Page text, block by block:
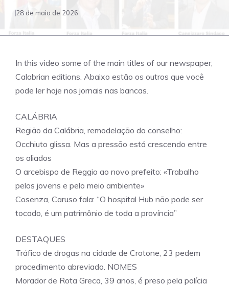
28 de maio de 2026
In this video some of the main titles of our newspaper,
Calabrian editions. Abaixo estão os outros que você
pode ler hoje nos jornais nas bancas.
CALÁBRIA
Região da Calábria, remodelação do conselho:
Occhiuto glissa. Mas a pressão está crescendo entre
os aliados
O arcebispo de Reggio ao novo prefeito: «Trabalho
pelos jovens e pelo meio ambiente»
Cosenza, Caruso fala: “O hospital Hub não pode ser
tocado, é um patrimônio de toda a província”
DESTAQUES
Tráfico de drogas na cidade de Crotone, 23 pedem
procedimento abreviado. NOMES
Morador de Rota Greca, 39 anos, é preso pela polícia